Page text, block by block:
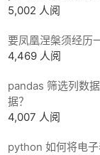
5,002 人阅
要凤凰涅槃须经历
4,469 人阅
pandas 筛选列数
据？
4,007 人阅
python 如何将电